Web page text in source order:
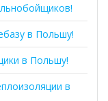
в Польшу!
в Польшу!
в